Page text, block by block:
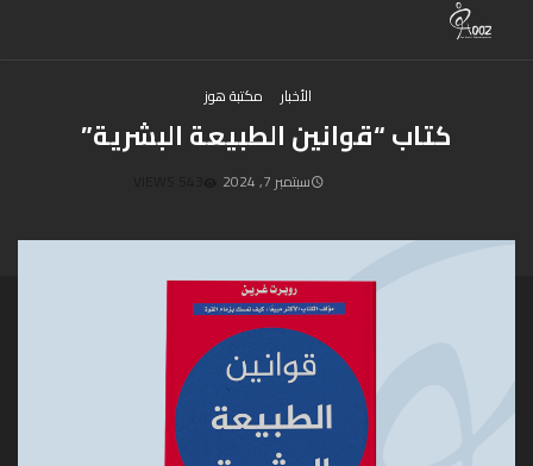
الأخبار مكتبة هوز
كتاب “قوانين الطبيعة البشرية”
سبتمبر 7, 2024